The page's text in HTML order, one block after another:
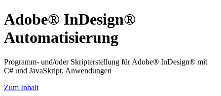
Adobe® InDesign®
Automatisierung
Programm- und/oder Skripterstellung für Adobe® InDesign® mit
C# und JavaSkript, Anwendungen
Zum Inhalt